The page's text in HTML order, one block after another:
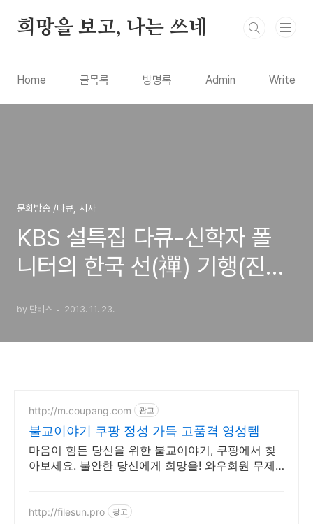
희망을 보고, 나는 쓰네
Home 글목록 방명록 Admin Write
문화방송 /다큐, 시사
KBS 설특집 다큐-신학자 폴
니터의 한국 선(禪) 기행(진제
by 단비스 2013. 11. 23.
http://m.coupang.com 광고
불교이야기 쿠팡 정성 가득 고품격 영성템
마음이 힘든 당신을 위한 불교이야기, 쿠팡에서 찾
아보세요. 불안한 당신에게 희망을! 와우회원 무제
http://filesun.pro 광고